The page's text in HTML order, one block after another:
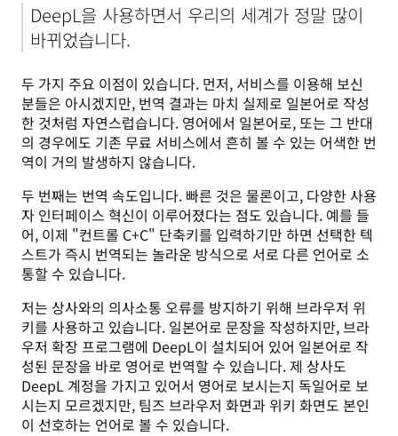
DeepL을 사용하면서 우리의 세계가 정말 많이
바뀌었습니다.
두 가지 주요 이점이 있습니다. 먼저, 서비스를 이용해 보신
분들은 아시겠지만, 번역 결과는 마치 실제로 일본어로 작성
한 것처럼 자연스럽습니다. 영어에서 일본어로, 또는 그 반대
의 경우에도 기존 무료 서비스에서 흔히 볼 수 있는 어색한 번
역이 거의 발생하지 않습니다.
두 번째는 번역 속도입니다. 빠른 것은 물론이고, 다양한 사용
자 인터페이스 혁신이 이루어졌다는 점도 있습니다. 예를 들
어, 이제 "컨트롤 C+C" 단축키를 입력하기만 하면 선택한 텍
스트가 즉시 번역되는 놀라운 방식으로 서로 다른 언어로 소
통할 수 있습니다.
저는 상사와의 의사소통 오류를 방지하기 위해 브라우저 위
키를 사용하고 있습니다. 일본어로 문장을 작성하지만, 브라
우저 확장 프로그램에 DeepL이 설치되어 있어 일본어로 작
성된 문장을 바로 영어로 번역할 수 있습니다. 제 상사도
DeepL 계정을 가지고 있어서 영어로 보시는지 독일어로 보
시는지 모르겠지만, 팀즈 브라우저 화면과 위키 화면도 본인
이 선호하는 언어로 볼 수 있습니다.